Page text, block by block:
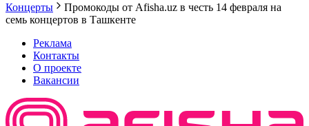
Концерты
Промокоды от Afisha.uz в честь 14 февраля на
семь концертов в Ташкенте
Реклама
Контакты
О проекте
Вакансии